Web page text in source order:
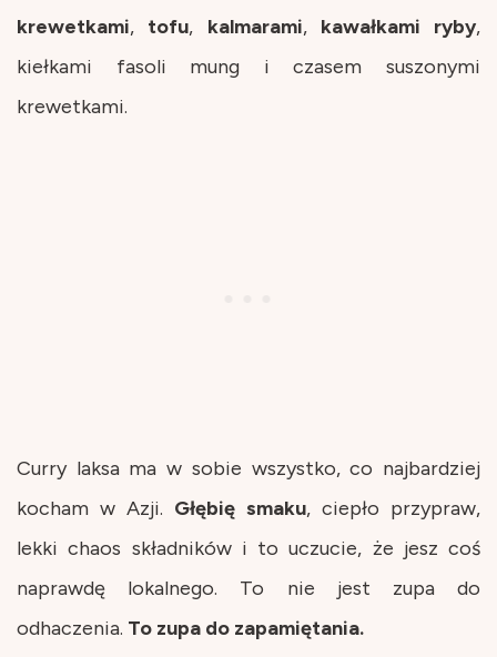
krewetkami, tofu, kalmarami, kawałkami ryby,
kiełkami fasoli mung i czasem suszonymi
krewetkami.
Curry laksa ma w sobie wszystko, co najbardziej
kocham w Azji. Głębię smaku, ciepło przypraw,
lekki chaos składników i to uczucie, że jesz coś
naprawdę lokalnego. To nie jest zupa do
odhaczenia. To zupa do zapamiętania.